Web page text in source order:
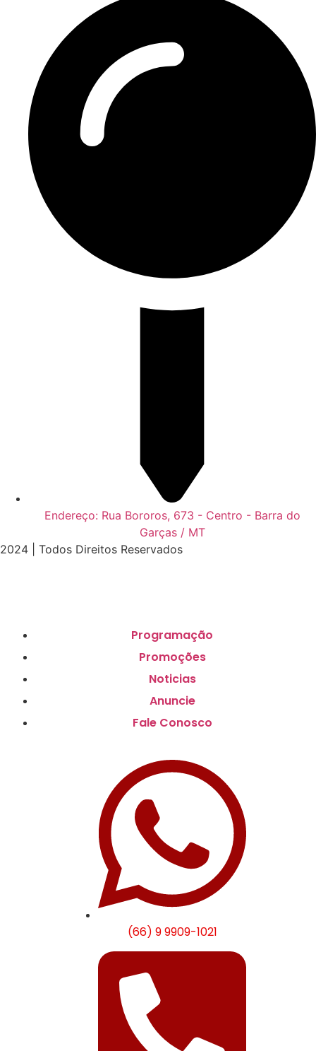
Endereço: Rua Bororos, 673 - Centro - Barra do
Garças / MT
2024 | Todos Direitos Reservados
Programação
Promoções
Noticias
Anuncie
Fale Conosco
(66) 9 9909-1021